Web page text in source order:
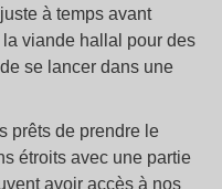
à temps avant
viande hallal pour des
se lancer dans une
prêts de prendre le
étroits avec une partie
avoir accès à nos